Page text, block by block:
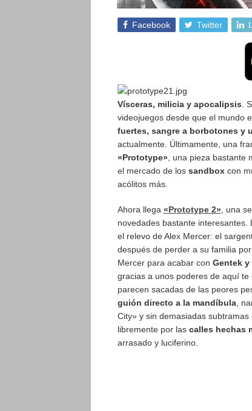
Facebook Twitter
Vísceras, milicia y apocalipsis .
videojuegos desde que el mundo
fuertes, sangre a borbotones y
actualmente. Últimamente, una
«Prototype», una pieza bastante
el mercado de los sandboxcon
acólitos más.
Ahora llega «Prototype 2» , una
novedades bastante
el relevo de Alex Mercer: el
después de perder a su familia
Mercer para acabar con Gentek
gracias a unos poderes de aquí
parecen sacadas de las peores
guión directo a la mandíbula,
City» y sin demasiadas
libremente por lascalles hechas
arrasado y luciferino.